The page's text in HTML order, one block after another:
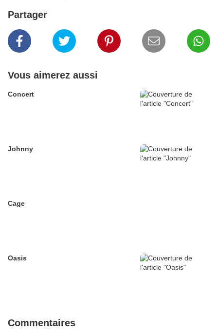
Partager
Vous aimerez aussi
Concert
Johnny
Cage
Oasis
Commentaires